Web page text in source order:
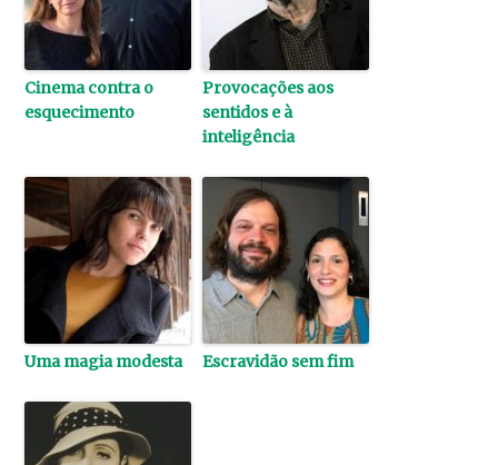
Cinema contra o
esquecimento
Provocações aos
sentidos e à
inteligência
Uma magia modesta Escravidão sem fim